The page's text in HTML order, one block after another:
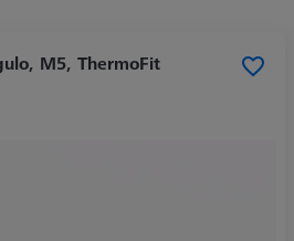
M5, ThermoFit